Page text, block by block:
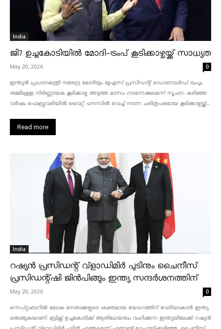
India
ജി7 ഉച്ചകോടിയിൽ മോദി-ട്രംപ് കൂടിക്കാഴ്ചയ്ക്ക് സാധ്യത
May 20, 2026 0
ഇന്ത്യൻ പ്രധാനമന്ത്രി നരേന്ദ്ര മോദിയും യുഎസ് പ്രസിഡന്റ് ഡൊണാൾഡ് ട്രംപും
തമ്മിലുള്ള നിർണ്ണായക കൂടിക്കാഴ്ച അടുത്ത മാസം നടന്നേക്കുമെന്ന് സൂചന. കഴിഞ്ഞ
വർഷം ഫെബ്രുവരിയിൽ വൈറ്റ് ഹൗസിൽ വെച്ച് നടന്ന ചരിത്രപരമായ കൂടിക്കാഴ്ചയ്ക്ക്...
Read more
India
റഷ്യൻ പ്രസിഡന്റ് വ്‌ളാഡിമിർ പുടിനും ചൈനീസ്
പ്രസിഡന്റ്ഷി ജിൻപിങ്ങും ഇന്ത്യ സന്ദർശനത്തിന്
May 20, 2026 0
സെപ്റ്റംബറിൽ ലോക നേതാക്കളുടെ ശക്തമായ യോഗത്തിന് വേദിയാകാൻ ഇന്ത്യ
ഒരുങ്ങുകയാണ്. ബ്രിക്സ് ഉച്ചകോടിക്ക് ആതിഥേയത്വം വഹിക്കുന്ന ഇന്ത്യയിലേക്ക് റഷ്യൻ